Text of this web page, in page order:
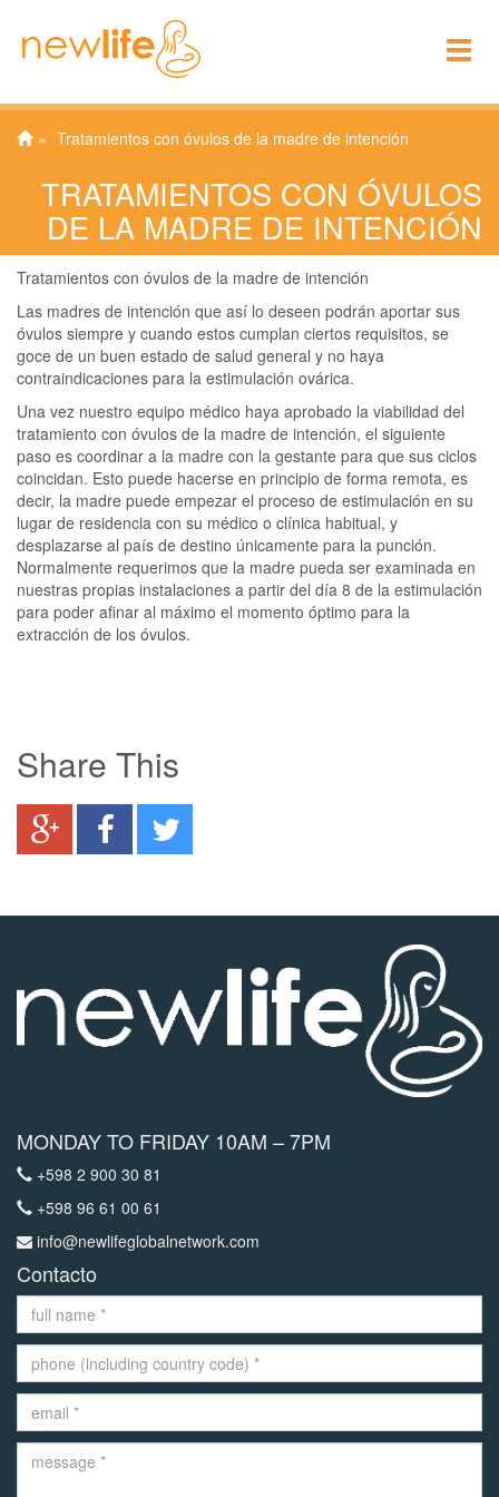
Tratamientos con óvulos de la madre de intención
TRATAMIENTOS CON ÓVULOS
DE LA MADRE DE INTENCIÓN
Tratamientos con óvulos de la madre de intención
Las madres de intención que así lo deseen podrán aportar sus
óvulos siempre y cuando estos cumplan ciertos requisitos, se
goce de un buen estado de salud general y no haya
contraindicaciones para la estimulación ovárica.
Una vez nuestro equipo médico haya aprobado la viabilidad del
tratamiento con óvulos de la madre de intención, el siguiente
paso es coordinar a la madre con la gestante para que sus ciclos
coincidan. Esto puede hacerse en principio de forma remota, es
decir, la madre puede empezar el proceso de estimulación en su
lugar de residencia con su médico o clínica habitual, y
desplazarse al país de destino únicamente para la punción.
Normalmente requerimos que la madre pueda ser examinada en
nuestras propias instalaciones a partir del día 8 de la estimulación
para poder afinar al máximo el momento óptimo para la
extracción de los óvulos.
Share This
MONDAY TO FRIDAY 10AM – 7PM
+598 2 900 30 81
+598 96 61 00 61
info@newlifeglobalnetwork.com
Contacto